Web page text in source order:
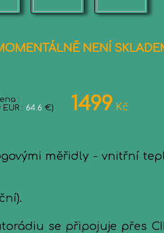
NENÍ
:
EUR : 64.6 €) 1499 Kč
měřidly - vnitřní
se připojuje přes